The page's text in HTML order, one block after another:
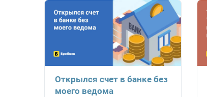
Открылся счет в банке без
моего ведома